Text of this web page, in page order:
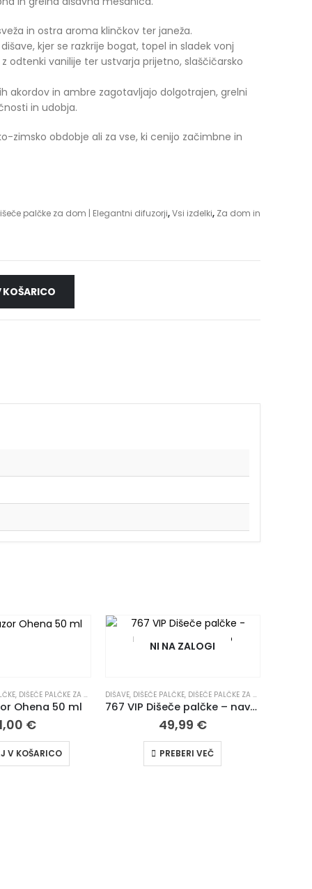
in ostra aroma klinčkov ter janeža.
kjer se razkrije bogat, topel in sladek vonj
odtenki vanilije ter ustvarja prijetno, slaščičarsko
akordov in ambre zagotavljajo dolgotrajen, grelni
in udobja.
zimsko obdobje ali za vse, ki cenijo začimbne in
palčke za dom | Elegantni difuzorji,Vsi izdelki, Za dom in
,VIP,VSI IZDELKI, ZA DOM IN PISARNO
, DIŠEČE PALČKE ZA DOM | ELEGANTNI DIFUZORJI ,VSI IZDELKI,ZA DOM IN PISARNO
Ohena 50 ml
€
V KOŠARICO
NI NA ZALOGI
DIŠAVE, DIŠEČE PALČKE, DIŠEČE PALČKE ZA DOM | ELEGANTNI DIFUZORJI
767 VIP Dišeče palčke – navdih Chanel Coco Mademoiselle
49,99 €
PREBERI VEČ